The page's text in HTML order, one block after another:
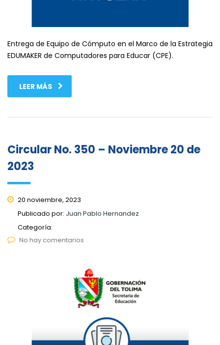
Entrega de Equipo de Cómputo en el Marco de la Estrategia
EDUMAKER de Computadores para Educar (CPE).
LEER MÁS
Circular No. 350 – Noviembre 20 de
2023
20 noviembre, 2023
Publicado por: Juan Pablo Hernandez
Categoría:
No hay comentarios